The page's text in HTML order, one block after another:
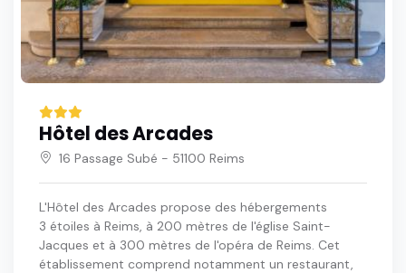
Hôtel des Arcades
16 Passage Subé - 51100 Reims
L'Hôtel des Arcades propose des hébergements
3 étoiles à Reims, à 200 mètres de l'église Saint-
Jacques et à 300 mètres de l'opéra de Reims. Cet
établissement comprend notamment un restaurant,